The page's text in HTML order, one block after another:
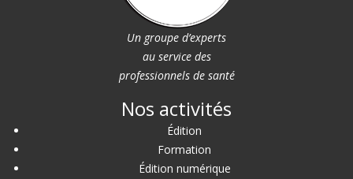
Un groupe d’experts
au service des
professionnels de santé
Nos activités
Édition
Formation
Édition numérique